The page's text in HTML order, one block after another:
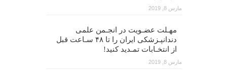
مارس 8, 2019
مهـلت عضـویت در انجـمن علمی
دندانپـزشکی ایران را تا ۴۸ سـاعت قبل
از انتخـابات تمـدید کنید!
مارس 8, 2019